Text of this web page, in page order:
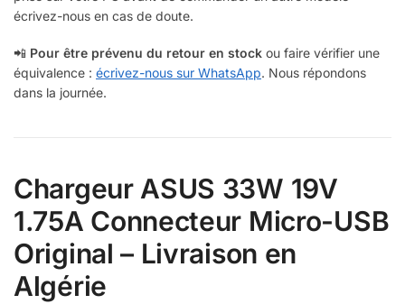
écrivez-nous en cas de doute.
📲 Pour être prévenu du retour en stock ou faire vérifier une
équivalence : écrivez-nous sur WhatsApp. Nous répondons
dans la journée.
Chargeur ASUS 33W 19V
1.75A Connecteur Micro-USB
Original – Livraison en
Algérie